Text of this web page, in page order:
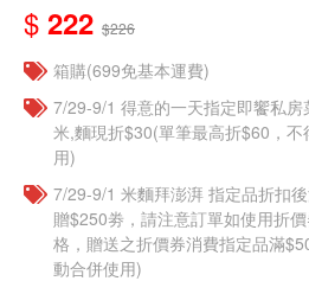
$ 222 $226
箱購(699免基本運費)
7/29-9/1 得意的一天指定即饗私
米,麵現折$30(單筆最高折$60，
用)
7/29-9/1 米麵拜澎湃 指定品折扣
贈$250劵，請注意訂單如使用折
格，贈送之折價券消費指定品滿
動合併使用)